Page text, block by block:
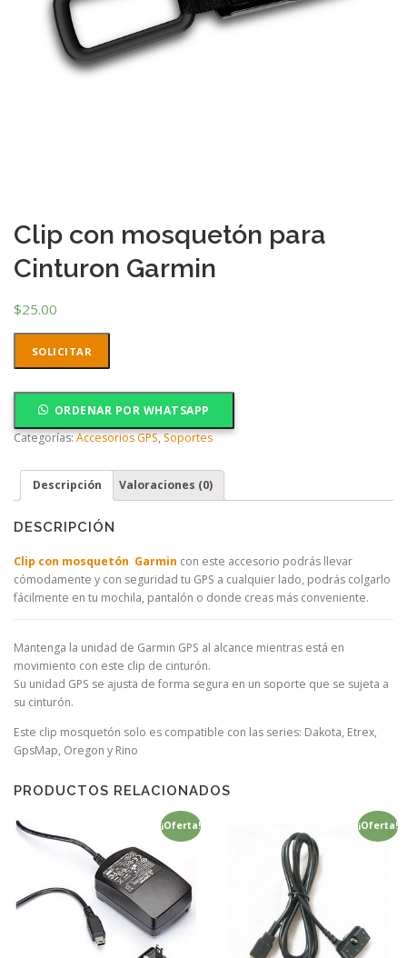
Clip con mosquetón para
Cinturon Garmin
$25.00
SOLICITAR
ORDENAR POR WHATSAPP
Categorías:Accesorios GPS,Soportes
Descripción Valoraciones (0)
DESCRIPCIÓN
Clip con mosquetón Garmin con este accesorio podrás llevar
cómodamente y con seguridad tu GPS a cualquier lado, podrás colgarlo
fácilmente en tu mochila, pantalón o donde creas más conveniente.
Mantenga la unidad de Garmin GPS al alcance mientras está en
movimiento con este clip de cinturón.
Su unidad GPS se ajusta de forma segura en un soporte que se sujeta a
su cinturón.
Este clip mosquetón solo es compatible con las series: Dakota, Etrex,
GpsMap, Oregon y Rino
PRODUCTOS RELACIONADOS
¡Oferta! ¡Oferta!